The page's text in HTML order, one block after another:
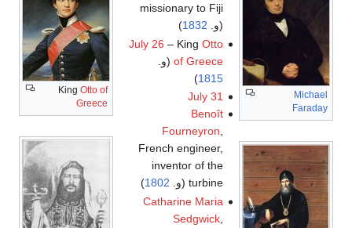
King Otto of
Greece
Michael
Faraday
missionary to Fiji
(و. 1832
)
July 26 – KingOtto
of Greece(و.
1815
)
July 31
Benoît
Fourneyron
French engineer,
inventor of the
turbine (و.
1802
)
Catharine Maria
Sedgwick